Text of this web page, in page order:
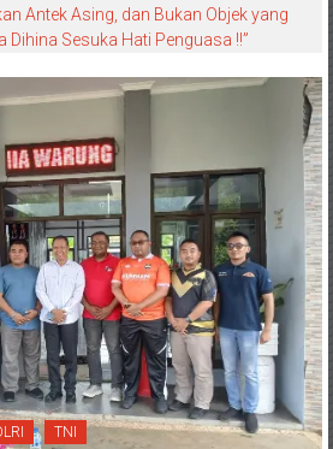
Antek Asing, dan Bukan Objek yang
Dihina Sesuka Hati Penguasa !!”
TNI